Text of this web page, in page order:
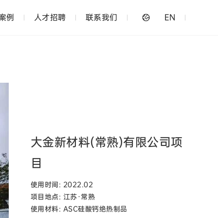
例 人才招聘 联系我们 EN
大金新材料(常熟)有限公司项
目
使用时间: 2022.02
项目地点: 江苏·常熟
使用材料: ASC硅酸钙绝热制品